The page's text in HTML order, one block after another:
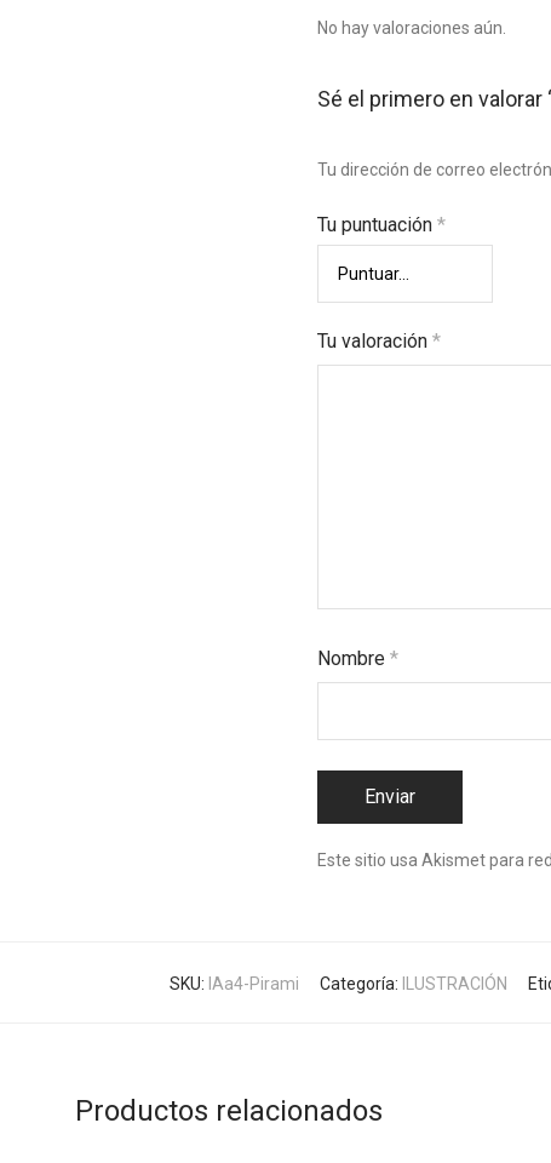
No hay valoraciones aún.
Sé el primero en valorar
Tu dirección de correo
Tu puntuación *
Tu valoración *
Nombre *
Este sitio usa Akismet para
SKU: IAa4-Pirami Categoría: ILUSTRACIÓN
Productos relacionados